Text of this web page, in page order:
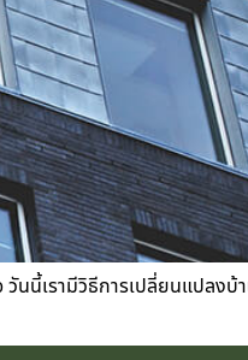
นนี้เรามีวิธีการเปลี่ยนแปลงบ้